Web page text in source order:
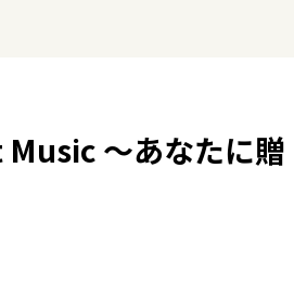
～あなたに贈